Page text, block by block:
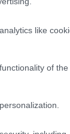
like
of the
800
ami